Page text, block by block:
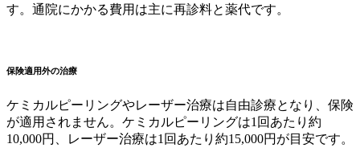
す。通院にかかる費用は主に再診料と薬代です。
保険適用外の治療
ケミカルピーリングやレーザー治療は自由診療となり、保険
が適用されません。ケミカルピーリングは1回あたり約
10,000円、レーザー治療は1回あたり約15,000円が目安です。